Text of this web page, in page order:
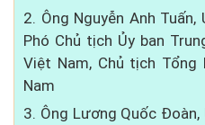
2. Ông Nguyễn Anh
Phó Chủ tịch Ủy ban
Việt Nam, Chủ tịch
Nam
3. Ông Lương Quốc